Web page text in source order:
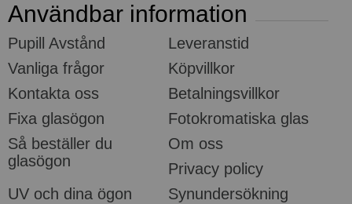
Användbar information
Pupill Avstånd
Leveranstid
Vanliga frågor
Köpvillkor
Kontakta oss
Betalningsvillkor
Fixa glasögon
Fotokromatiska glas
Så beställer du
glasögon
Om oss
Privacy policy
UV och dina ögon
Synundersökning